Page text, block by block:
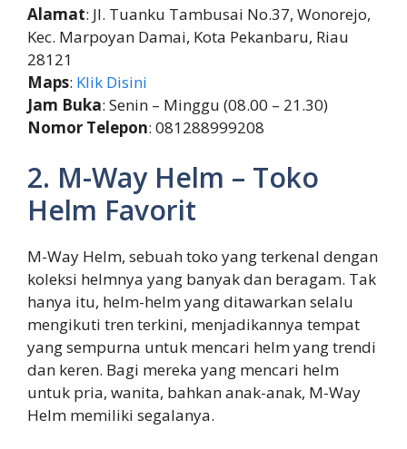
Alamat: Jl. Tuanku Tambusai No.37, Wonorejo,
Kec. Marpoyan Damai, Kota Pekanbaru, Riau
28121
Maps: Klik Disini
Jam Buka: Senin – Minggu (08.00 – 21.30)
Nomor Telepon: 081288999208
2. M-Way Helm – Toko
Helm Favorit
M-Way Helm, sebuah toko yang terkenal dengan
koleksi helmnya yang banyak dan beragam. Tak
hanya itu, helm-helm yang ditawarkan selalu
mengikuti tren terkini, menjadikannya tempat
yang sempurna untuk mencari helm yang trendi
dan keren. Bagi mereka yang mencari helm
untuk pria, wanita, bahkan anak-anak, M-Way
Helm memiliki segalanya.